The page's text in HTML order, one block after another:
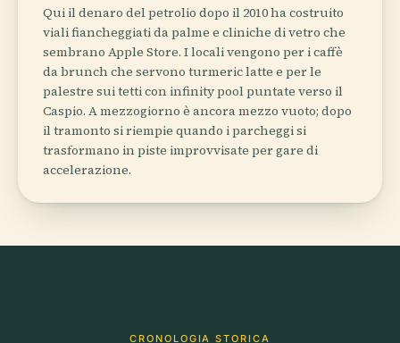
Qui il denaro del petrolio dopo il 2010 ha costruito
viali fiancheggiati da palme e cliniche di vetro che
sembrano Apple Store. I locali vengono per i caffè
da brunch che servono turmeric latte e per le
palestre sui tetti con infinity pool puntate verso il
Caspio. A mezzogiorno è ancora mezzo vuoto; dopo
il tramonto si riempie quando i parcheggi si
trasformano in piste improvvisate per gare di
accelerazione.
CRONOLOGIA STORICA